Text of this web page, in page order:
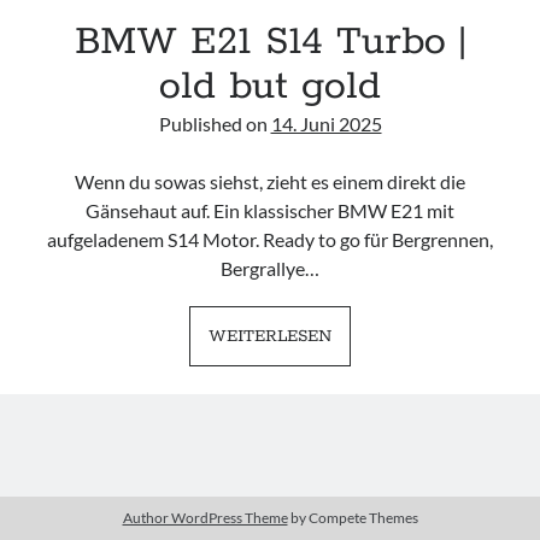
#schreischwein
Imprint
BMW E21 S14 Turbo |
old but gold
Published on 14. Juni 2025
Wenn du sowas siehst, zieht es einem direkt die
Gänsehaut auf. Ein klassischer BMW E21 mit
aufgeladenem S14 Motor. Ready to go für Bergrennen,
Bergrallye…
WEITERLESENBMW
E21
Author WordPress Themeby Compete Themes